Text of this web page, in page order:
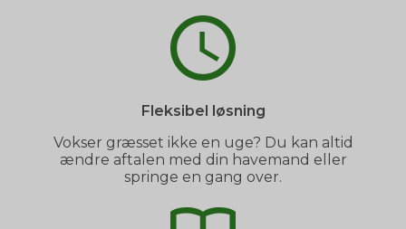
Fleksibel løsning
Vokser græsset ikke en uge? Du kan altid
ændre aftalen med din havemand eller
springe en gang over.